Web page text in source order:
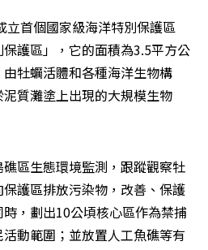
立首個國家級海洋特別保護區
保護區」，它的面積為3.5平方公
牡蠣活體和各種海洋生物構
質灘塗上出現的大規模生物
區生態環境監測，跟蹤觀察牡
護區排放污染物，改善、保護
，劃出10公頃核心區作為禁捕
動範圍；並放置人工魚礁等有